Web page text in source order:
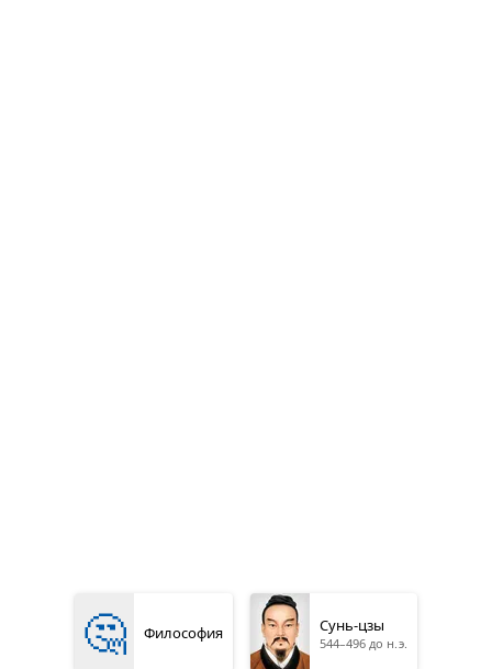
🤔 Философия Сунь-цзы
544–496 до н. э.